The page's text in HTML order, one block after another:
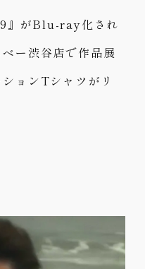
』がBlu-ray化され
ー渋谷店で作品展
ョンTシャツがリ